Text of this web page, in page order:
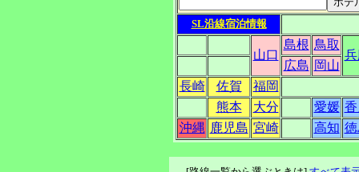
SL沿線宿泊情報
山口
島根 鳥取
広島 岡山
長崎
佐賀
福岡
熊本
大分 愛媛
沖縄 鹿児島 宮崎 高知